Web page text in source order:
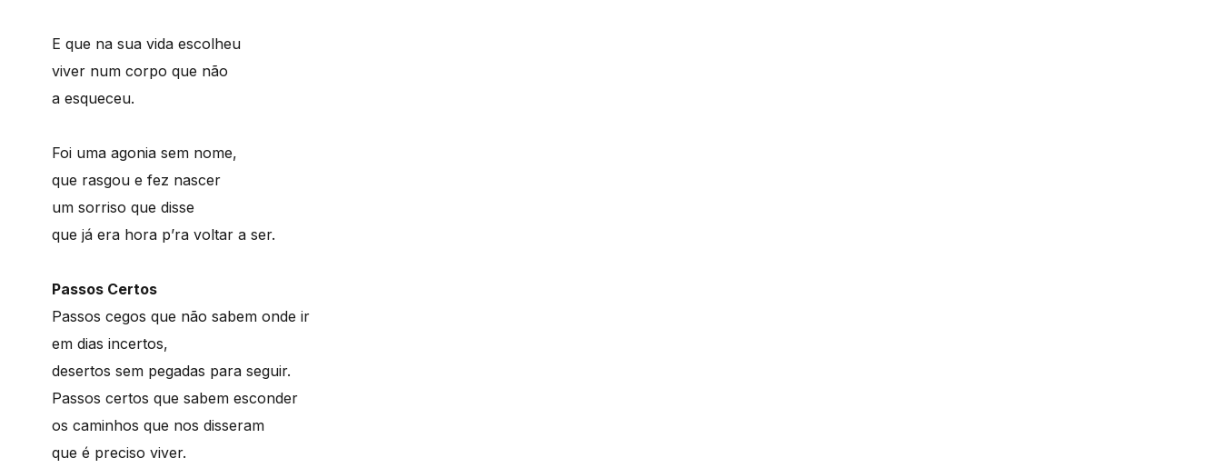
E que na sua vida escolheu
viver num corpo que não
a esqueceu.
Foi uma agonia sem nome,
que rasgou e fez nascer
um sorriso que disse
que já era hora p’ra voltar a ser.
Passos Certos
Passos cegos que não sabem onde ir
em dias incertos,
desertos sem pegadas para seguir.
Passos certos que sabem esconder
os caminhos que nos disseram
que é preciso viver.